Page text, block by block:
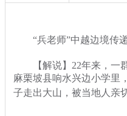
“兵老师”中越边境传递
【解说】22年来，一群
麻栗坡县响水兴边小学里
子走出大山，被当地人亲